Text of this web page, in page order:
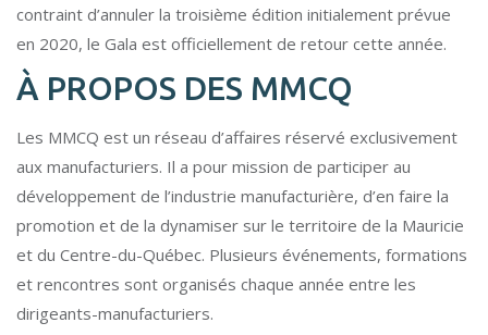
contraint d’annuler la troisième édition initialement prévue
en 2020, le Gala est officiellement de retour cette année.
À PROPOS DES MMCQ
Les MMCQ est un réseau d’affaires réservé exclusivement
aux manufacturiers. Il a pour mission de participer au
développement de l’industrie manufacturière, d’en faire la
promotion et de la dynamiser sur le territoire de la Mauricie
et du Centre-du-Québec. Plusieurs événements, formations
et rencontres sont organisés chaque année entre les
dirigeants-manufacturiers.